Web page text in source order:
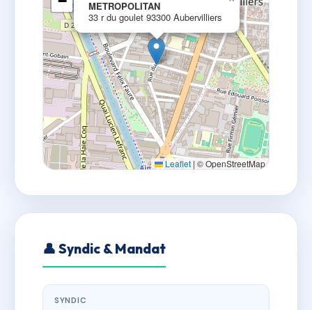
METROPOLITAN
33 r du goulet 93300 Aubervilliers
Leaflet | © OpenStreetMap
👤 Syndic & Mandat
SYNDIC